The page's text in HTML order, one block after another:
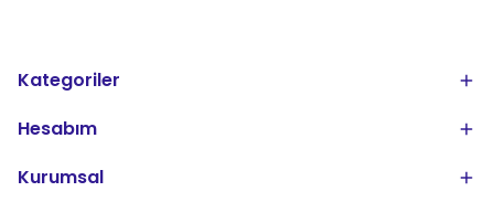
Kategoriler
Hesabım
Kurumsal